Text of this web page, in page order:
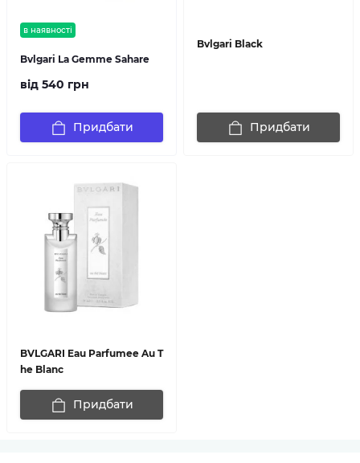
в наявності
Bvlgari La Gemme Sahare
від 540 грн
Придбати
Bvlgari Black
Придбати
BVLGARI Eau Parfumee Au T
he Blanc
Придбати